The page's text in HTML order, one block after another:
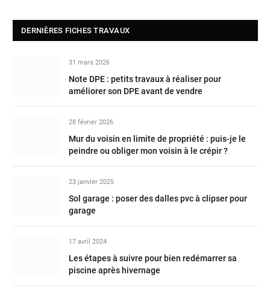
DERNIÈRES FICHES TRAVAUX
31 mars 2026
Note DPE : petits travaux à réaliser pour
améliorer son DPE avant de vendre
28 février 2026
Mur du voisin en limite de propriété : puis-je le
peindre ou obliger mon voisin à le crépir ?
23 janvier 2025
Sol garage : poser des dalles pvc à clipser pour
garage
17 avril 2024
Les étapes à suivre pour bien redémarrer sa
piscine après hivernage